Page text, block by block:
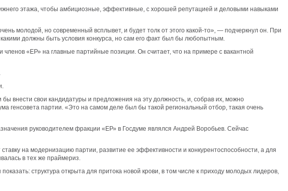
этажа, чтобы амбициозные, эффективные, с хорошей репутацией и деловыми навыками
молодой, но современный всплывет, и будет толк от этого какой-то», — подчеркнул он. При
какими должны быть условия конкурса, но сам его факт был бы любопытным.
«ЕР» на главные партийные позиции. Он считает, что на примере с вакантной
внести свои кандидатуры и предложения на эту должность, и, собрав их, можно
генсовета партии. «Это на самом деле был бы такой региональный отбор, такая очень
руководителем фракции «ЕР» в Госдуме являлся Андрей Воробьев. Сейчас
на модернизацию партии, развитие ее эффективности и конкурентоспособности, а для
в тех же праймериз.
структура открыта для притока новой крови, в том числе к приходу молодых лидеров,